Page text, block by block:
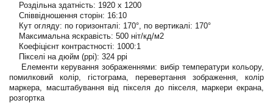
Роздільна здатність: 1920 x 1200
Співвідношення сторін: 16:10
Кут огляду: по горизонталі: 170°, по вертикалі: 170°
Максимальна яскравість: 500 ніт/кд/м2
Коефіцієнт контрастності: 1000:1
Пікселі на дюйм (ppi): 324 ppi
Елементи керування зображеннями: вибір температури кольору,
помилковий колір, гістограма, перевертання зображення, колір
маркера, масштабування від пікселя до пікселя, маркери екрана,
розгортка